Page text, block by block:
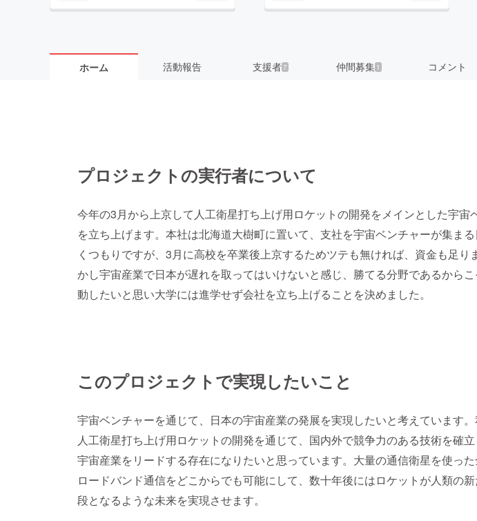
ホーム 活動報告 支援者7 仲間募集 1 コメント
プロジェクトの実行者について
今年の3月から上京して人工衛星打ち上げ用ロケットの開発をメインとした宇宙
を立ち上げます。本社は北海道大樹町に置いて、支社を宇宙ベンチャーが集ま
くつもりですが、3月に高校を卒業後上京するためツテも無ければ、資金も足り
かし宇宙産業で日本が遅れを取ってはいけないと感じ、勝てる分野であるから
動したいと思い大学には進学せず会社を立ち上げることを決めました。
このプロジェクトで実現したいこと
宇宙ベンチャーを通じて、日本の宇宙産業の発展を実現したいと考えています。
人工衛星打ち上げ用ロケットの開発を通じて、国内外で競争力のある技術を確
宇宙産業をリードする存在になりたいと思っています。大量の通信衛星を使っ
ロードバンド通信をどこからでも可能にして、数十年後にはロケットが人類の
段となるような未来を実現させます。